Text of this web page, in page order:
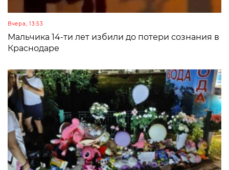
Вчера, 13:53
Мальчика 14-ти лет избили до потери сознания в
Краснодаре